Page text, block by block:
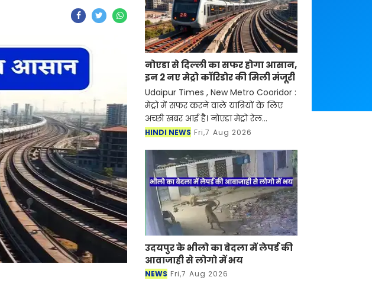
नोएडा से दिल्ली का सफर होगा आसान,
इन 2 नए मेट्रो कॉरिडोर की मिली मंजूरी
Udaipur Times , New Metro Cooridor :
मेट्रो में सफर करने वाले यात्रियों के लिए
अच्छी खबर आई है। नोएडा मेट्रो रेल
कॉरपोरेशन (NMRC) ने बॉटनिकल गार्डन
बोड़ाकी तक बन
HINDI NEWS Fri,7 Aug 2026
उदयपुर के भीलो का बेदला में लेपर्ड की
आवाजाही से लोगो में भय
NEWS Fri,7 Aug 2026